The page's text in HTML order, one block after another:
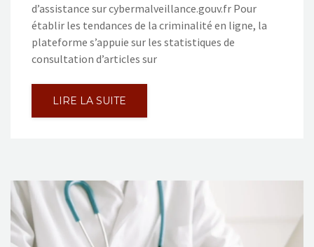
d’assistance sur cybermalveillance.gouv.fr Pour
établir les tendances de la criminalité en ligne, la
plateforme s’appuie sur les statistiques de
consultation d’articles sur
LIRE LA SUITE